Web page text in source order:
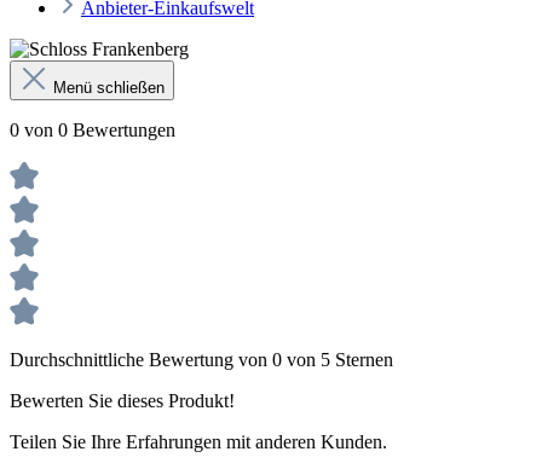
Anbieter-Einkaufswelt
Menü schließen
0 von 0 Bewertungen
Durchschnittliche Bewertung von 0 von 5 Sternen
Bewerten Sie dieses Produkt!
Teilen Sie Ihre Erfahrungen mit anderen Kunden.